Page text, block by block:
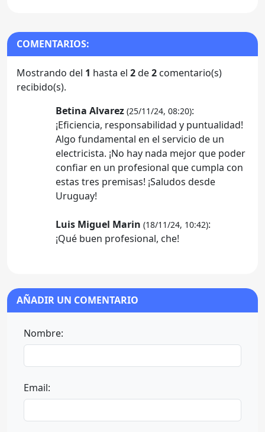
COMENTARIOS:
Mostrando del 1 hasta el 2de2 comentario(s)
recibido(s).
Betina Alvarez (25/11/24, 08:20):
¡Eficiencia, responsabilidad y puntualidad!
Algo fundamental en el servicio de un
electricista. ¡No hay nada mejor que poder
confiar en un profesional que cumpla con
estas tres premisas! ¡Saludos desde
Uruguay!
Luis Miguel Marin (18/11/24, 10:42):
¡Qué buen profesional, che!
AÑADIR UN COMENTARIO
Nombre:
Email: